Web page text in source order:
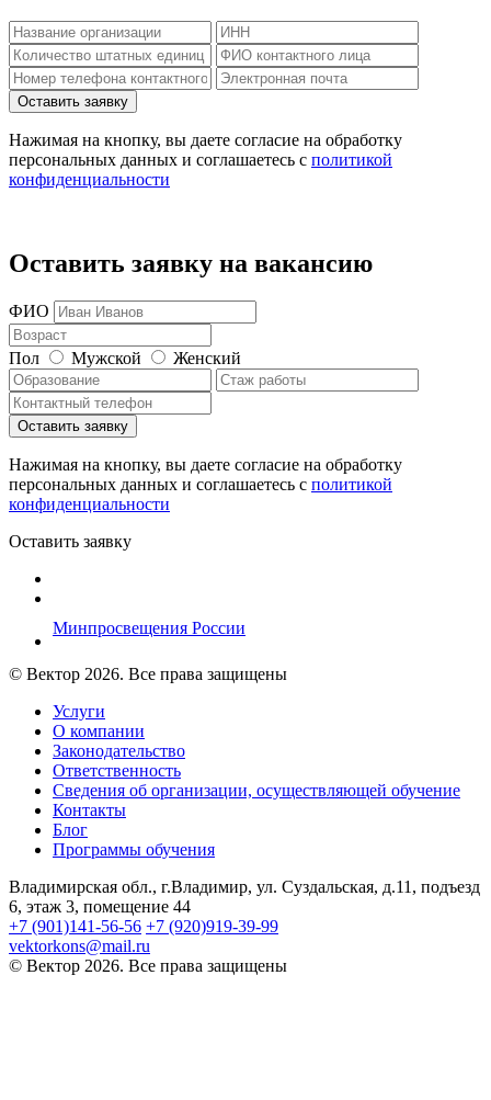
Нажимая на кнопку, вы даете согласие на обработку
персональных данных и соглашаетесь c политикой
конфиденциальности
Оставить заявку на вакансию
ФИО
Пол Мужской Женский
Нажимая на кнопку, вы даете согласие на обработку
персональных данных и соглашаетесь c политикой
конфиденциальности
Оставить заявку
Минпросвещения России
© Вектор 2026. Все права защищены
Услуги
О компании
Законодательство
Ответственность
Сведения об организации, осуществляющей обучение
Контакты
Блог
Программы обучения
Владимирская обл., г.Владимир, ул. Суздальская, д.11, подъезд
6, этаж 3, помещение 44
+7 (901)141-56-56 +7 (920)919-39-99
vektorkons@mail.ru
© Вектор 2026. Все права защищены